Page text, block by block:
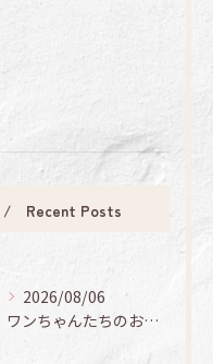
Recent Posts
2026/08/06
ワンちゃんたちのお手入れ日記🐶✨